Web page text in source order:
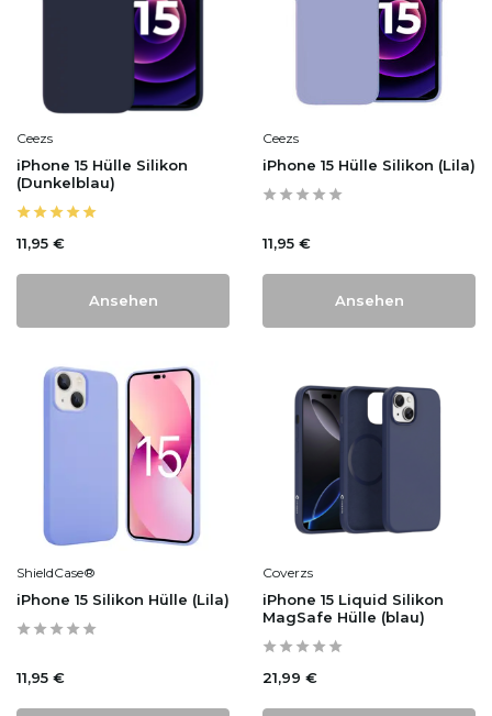
Ceezs
iPhone 15 Hülle Silikon
(Dunkelblau)
11,95 €
Ansehen
Ceezs
iPhone 15 Hülle Silikon (Lila)
11,95 €
Ansehen
ShieldCase®
iPhone 15 Silikon Hülle (Lila)
11,95 €
Coverzs
iPhone 15 Liquid Silikon
MagSafe Hülle (blau)
21,99 €